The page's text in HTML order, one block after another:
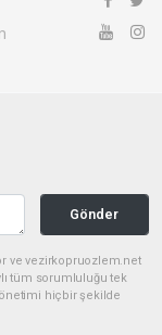
Gönder
ve vezirkopruozlem.net
tüm sorumluluğu tek
hiçbir şekilde